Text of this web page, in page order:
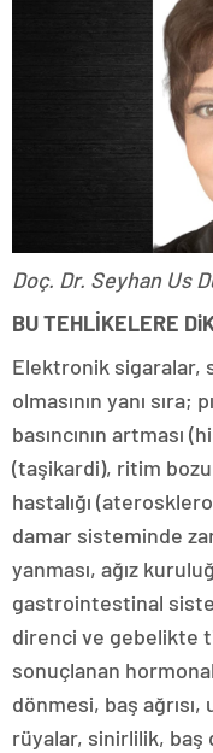
Doç. Dr. Seyhan Us
BU TEHLİKELERE
Elektronik sigaralar,
olmasının yanı sıra;
basıncının artması
(taşikardi), ritim
hastalığı
damar sisteminde
yanması, ağız
gastrointestinal
direnci ve gebelikte
sonuçlanan
dönmesi, baş
rüyalar, sinirlilik,